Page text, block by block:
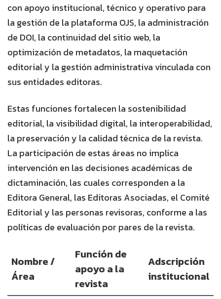
con apoyo institucional, técnico y operativo para
la gestión de la plataforma OJS, la administración
de DOI, la continuidad del sitio web, la
optimización de metadatos, la maquetación
editorial y la gestión administrativa vinculada con
sus entidades editoras.
Estas funciones fortalecen la sostenibilidad
editorial, la visibilidad digital, la interoperabilidad,
la preservación y la calidad técnica de la revista.
La participación de estas áreas no implica
intervención en las decisiones académicas de
dictaminación, las cuales corresponden a la
Editora General, las Editoras Asociadas, el Comité
Editorial y las personas revisoras, conforme a las
políticas de evaluación por pares de la revista.
Nombre /
Área
Función de
apoyo a la
revista
Adscripción
institucional